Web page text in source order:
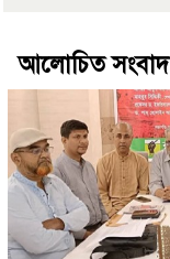
আলোচিত সংবাদ